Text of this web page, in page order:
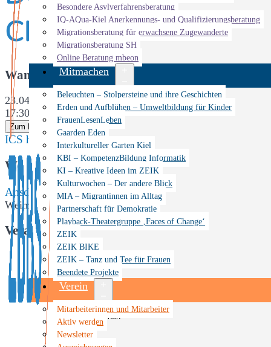
Besondere Asylverfahrensberatung
IQ-AQua-Kiel Anerkennungs- und Qualifizierungsberatung
Migrationsberatung für erwachsene Zugewanderte
Migrationsberatung SH
Online Beratung mbeon
Mitmachen
Menü
Beleuchten – Stolpersteine und ihre Geschichten
Erden und Aufblühen – Umweltbildung für Kinder
FrauenLesenLeben
Gaarden Eden
Interkultureller Garten Kiel
KBI – KompetenzBildung Informatik
KI – Kreative Ideen im ZEIK
Kulturwochen – Der andere Blick
MIA – Migrantinnen im Alltag
Partnerschaft für Demokratie
Playback-Theatergruppe ‚Faces of Change‘
ZEIK
ZEIK BIKE
ZEIK – Tanz und Tee für Frauen
Beendete Projekte
Verein
Menü
öffnen
Mitarbeiterinnen und Mitarbeiter
Aktiv werden
Newsletter
Change
Wann
23.04.2023
17:30
Zum Kalender hinzufügen
ICS herunterladen Google Kalender
Wo
Anscharpark
Weimarer Str. 8, Kiel, Schleswig-Holstein, 24106
Veranstaltungstyp
Veranstaltung